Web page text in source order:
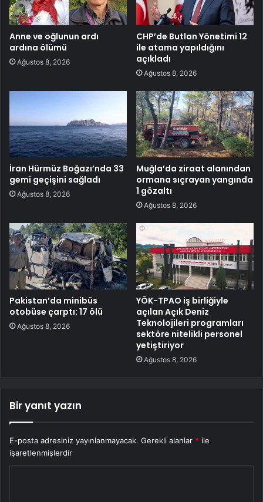
Anne ve oğlunun ardı
ardına ölümü
Ağustos 8, 2026
CHP’de Butlan Yönetimi 12
ile atama yapıldığını
açıkladı
Ağustos 8, 2026
İran Hürmüz Boğazı’nda 33
gemi geçişini sağladı
Ağustos 8, 2026
Muğla’da ziraat alanından
ormana sıçrayan yangında
1 gözaltı
Ağustos 8, 2026
Pakistan’da minibüs
otobüse çarptı: 17 ölü
Ağustos 8, 2026
YÖK-TPAO iş birliğiyle
açılan Açık Deniz
Teknolojileri programları
sektöre nitelikli personel
yetiştiriyor
Ağustos 8, 2026
Bir yanıt yazın
E-posta adresiniz yayınlanmayacak. Gerekli alanlar * ile
işaretlenmişlerdir